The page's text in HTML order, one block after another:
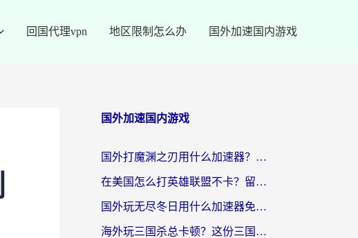
回国代理vpn 地区限制怎么办 国外加速国内游戏
国外加速国内游戏
国外打魔渊之刃用什么加速器？2026海外玩家国服游戏加速全攻略（附闪耀暖暖&复苏的魔女避坑指南）
在美国怎么打英雄联盟不卡？留学生亲测的国服游戏加速全攻略
国外玩无尽冬日用什么加速器免费？海外党国服游戏加速避坑指南
海外玩三国杀总卡顿？这份三国杀游戏加速器指南帮你告别延迟烦恼